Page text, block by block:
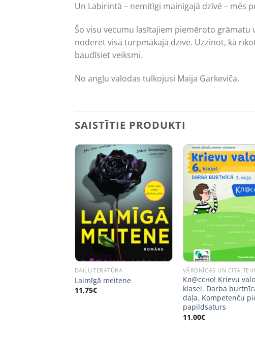
Un Labirintā – nemitīgi mainīgajā dzīvē – mēs
Šo visu vecumu lasītajiem piemēroto
noderēt visā turpmākajā dzīvē. Uzzinot, kā
baudīsiet veiksmi.
No angļu valodas tulkojusi Maija Garkeviča.
SAISTĪTIE PRODUKTI
DAIĻLITERATŪRA
Laimīgā meitene
11,75€
Кл@ссно! Krievu
klasei. Darba
daļa. Kompetenču
papildsaturs
11,00€